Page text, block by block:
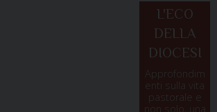
L'ECO
DELLA
DIOCESI
Approfondim
enti sulla vita
pastorale e
non solo, una